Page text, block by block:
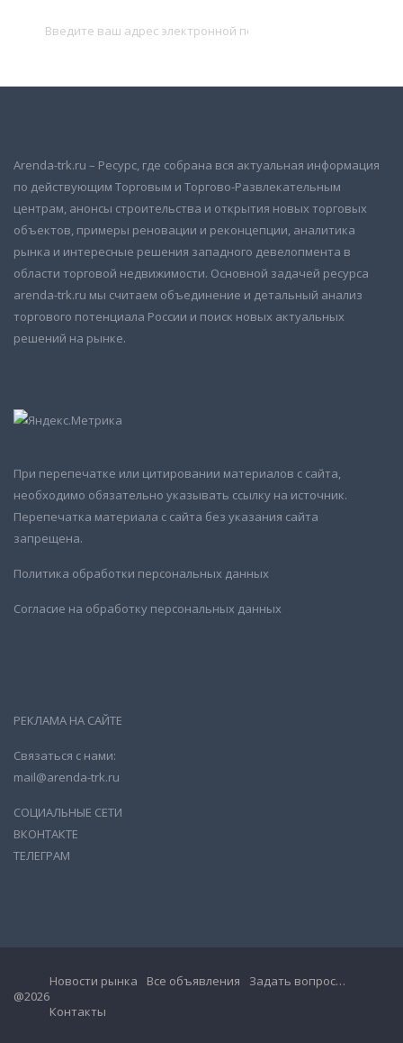
Arenda-trk.ru – Ресурс, где собрана вся актуальная информация
по действующим Торговым и Торгово-Развлекательным
центрам, анонсы строительства и открытия новых торговых
объектов, примеры реновации и реконцепции, аналитика
рынка и интересные решения западного девелопмента в
области торговой недвижимости. Основной задачей ресурса
arenda-trk.ru мы считаем объединение и детальный анализ
торгового потенциала России и поиск новых актуальных
решений на рынке.
При перепечатке или цитировании материалов с сайта,
необходимо обязательно указывать ссылку на источник.
Перепечатка материала с сайта без указания сайта
запрещена.
Политика обработки персональных данных
Согласие на обработку персональных данных
РЕКЛАМА НА САЙТЕ
Связаться с нами:
mail@arenda-trk.ru
СОЦИАЛЬНЫЕ СЕТИ
ВКОНТАКТЕ
ТЕЛЕГРАМ
@2026
Новости рынка Все объявления
Задать вопрос…
Контакты